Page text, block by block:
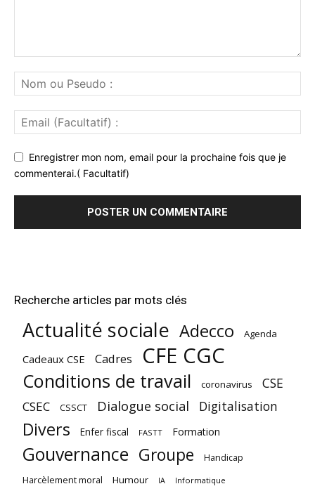
Enregistrer mon nom, email pour la prochaine fois que je
commenterai.( Facultatif)
Recherche articles par mots clés
Actualité sociale Adecco Agenda
Cadeaux CSE Cadres CFE CGC
Conditions de travail coronavirus CSE
CSEC CSSCT Dialogue social Digitalisation
Divers Enfer fiscal FASTT Formation
Gouvernance Groupe Handicap
Harcèlement moral Humour IA Informatique